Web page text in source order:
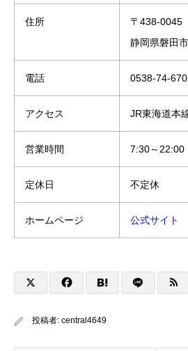
住所
〒438-0045
静岡県磐田
電話 0538-74-
アクセス JR東海道本
営業時間 7:30～22:00
定休日 不定休
ホームページ 公式サイト
投稿者: central4649